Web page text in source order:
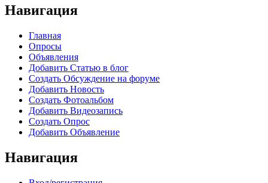
Навигация
Главная
Опросы
Объявления
Добавить Статью в блог
Создать Обсуждение на форуме
Добавить Новость
Создать Фотоальбом
Добавить Видеозапись
Создать Опрос
Добавить Объявление
Навигация